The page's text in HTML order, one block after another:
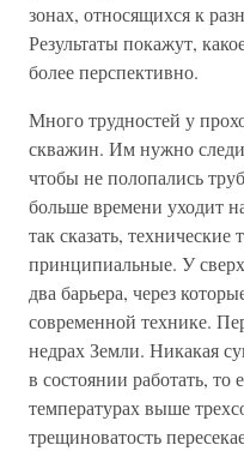
зонах, относящихся к
Результаты покажут,
более перспективно.
Много трудностей у
скважин. Им нужно
чтобы не полопались
больше времени уходит
так сказать, технические
принципиальные. У
два барьера, через
современной технике.
недрах Земли. Никакая
в состоянии работать,
температурах выше
трещиноватость